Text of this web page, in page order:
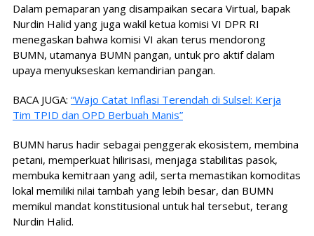
Dalam pemaparan yang disampaikan secara Virtual, bapak
Nurdin Halid yang juga wakil ketua komisi VI DPR RI
menegaskan bahwa komisi VI akan terus mendorong
BUMN, utamanya BUMN pangan, untuk pro aktif dalam
upaya menyukseskan kemandirian pangan.
BACA JUGA: “Wajo Catat Inflasi Terendah di Sulsel: Kerja
Tim TPID dan OPD Berbuah Manis”
BUMN harus hadir sebagai penggerak ekosistem, membina
petani, memperkuat hilirisasi, menjaga stabilitas pasok,
membuka kemitraan yang adil, serta memastikan komoditas
lokal memiliki nilai tambah yang lebih besar, dan BUMN
memikul mandat konstitusional untuk hal tersebut, terang
Nurdin Halid.